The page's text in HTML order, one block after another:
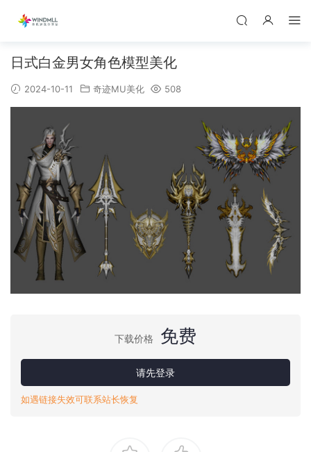
日式白金男女角色模型美化
2024-10-11 奇迹MU美化 508
下载价格 免费
请先登录
如遇链接失效可联系站长恢复